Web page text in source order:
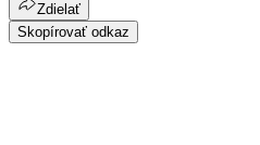
Zdielať
Skopírovať odkaz